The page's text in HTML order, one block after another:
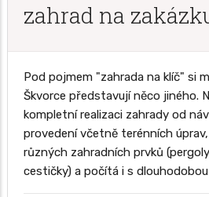
zahrad na
Pod pojmem "zahrada na klíč" si
Škvorce představují něco jiného.
kompletní realizaci zahrady od
provedení včetně terénních
různých zahradních prvků
cestičky) a počítá i s